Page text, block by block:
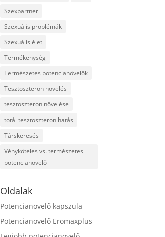
Szexpartner
Szexuális problémák
Szexuális élet
Termékenység
Természetes potencianövelők
Tesztoszteron növelés
tesztoszteron növelése
totál tesztoszteron hatás
Társkeresés
Vényköteles vs. természetes
potencianövelő
Oldalak
Potencianövelő kapszula
Potencianövelő Eromaxplus